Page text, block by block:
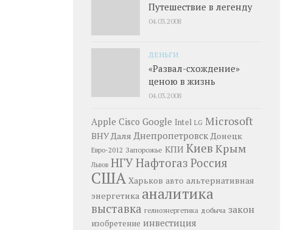
Путешествие в легенду
04.03.2008
ДЕНЬГИ
«Развал-схождение»
ценою в жизнь
04.03.2008
Apple Cisco Google Intel LG Microsoft
ВНУ Даля Днепропетровск Донецк
Евро-2012 Запорожье КПИ Киев Крым
Львов НГУНафтогаз Россия
США Харьков авто альтернативная
энергетика аналитика
выставка гелиоэнергетика добыча закон
изобретение инвестиция